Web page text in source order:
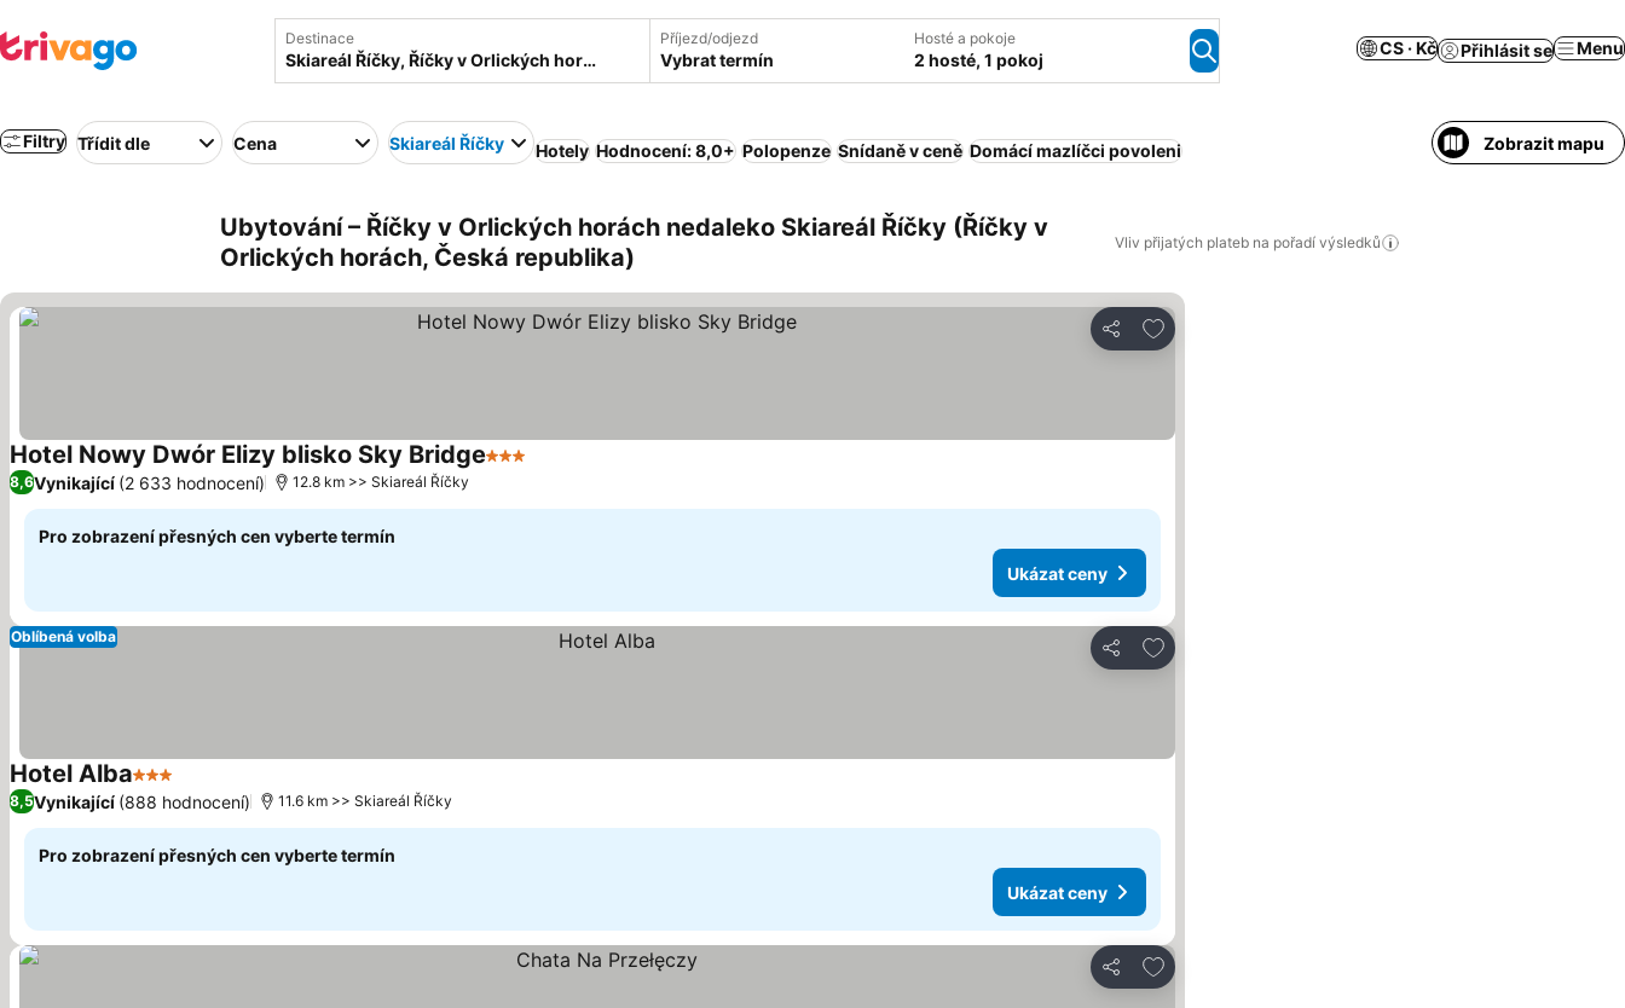
Destinace Příjezd/odjezd
Vybrat termín
Hosté a pokoje
2 hosté, 1 pokoj
CS · Kč Přihlásit se Menu
Filtry Třídit dle Cena Skiareál Říčky Hotely Hodnocení: 8,0+ Polopenze Snídaně v ceně Domácí mazlíčci povoleni Zobrazit mapu
Ubytování – Říčky v Orlických horách nedaleko Skiareál Říčky (Říčky v
Orlických horách, Česká republika)
Vliv přijatých plateb na pořadí výsledků
Sdílet
Přidat na seznam oblíbených hotelů
Hotel Nowy Dwór Elizy blisko Sky Bridge3 Počet hvězdiček
8,6Vynikající (2 633 hodnocení) 12.8 km >> Skiareál Říčky
Pro zobrazení přesných cen vyberte termín
Ukázat ceny
Sdílet
Přidat na seznam oblíbených hotelů
Oblíbená volba
Hotel Alba3 Počet hvězdiček
8,5Vynikající (888 hodnocení) 11.6 km >> Skiareál Říčky
Pro zobrazení přesných cen vyberte termín
Ukázat ceny
Sdílet
Přidat na seznam oblíbených hotelů